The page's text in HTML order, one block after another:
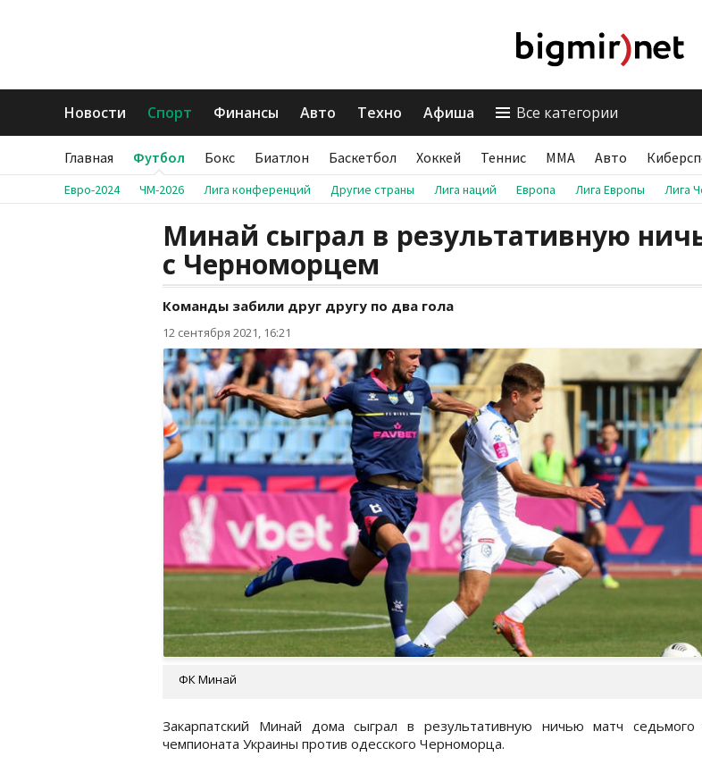
Новости Спорт Финансы Авто Техно Афиша Все категории
Главная Футбол Бокс Биатлон Баскетбол Хоккей Теннис ММА Авто
Евро-2024 ЧМ-2026 Лига конференций Другие страны Лига наций Европа Лига Европы Лига
Минай сыграл в результативную
с Черноморцем
Команды забили друг другу по два гола
12 сентября 2021, 16:21
ФК Минай
Закарпатский Минай дома сыграл в результативную ничью матч седьмого
чемпионата Украины против одесского Черноморца.